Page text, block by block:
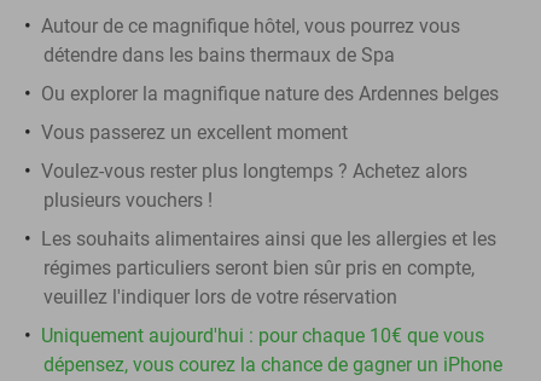
Autour de ce magnifique hôtel, vous pourrez vous
détendre dans les bains thermaux de Spa
Ou explorer la magnifique nature des Ardennes belges
Vous passerez un excellent moment
Voulez-vous rester plus longtemps ? Achetez alors
plusieurs vouchers !
Les souhaits alimentaires ainsi que les allergies et les
régimes particuliers seront bien sûr pris en compte,
veuillez l'indiquer lors de votre réservation
Uniquement aujourd'hui : pour chaque 10€ que vous
dépensez, vous courez la chance de gagner un iPhone